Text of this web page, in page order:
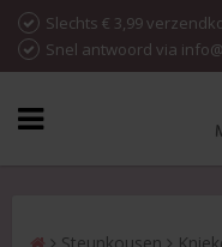
Slechts € 3,99
Snel antwoord via